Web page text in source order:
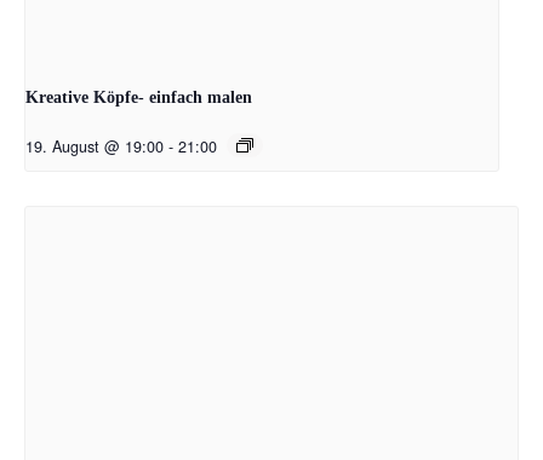
Kreative Köpfe- einfach malen
19. August @ 19:00 - 21:00